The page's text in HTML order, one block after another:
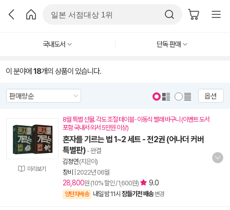
국내도서 단독 판매
이 분야에 18개의 상품이 있습니다.
옵션
미리보기
8월 특별 선물. 각도 조절 테이블 · 이동식 빨래 바구니 (이벤트 도서
포함 국내서·외서 5만원 이상)
혼자를 기르는 법 1~2 세트 - 전2권 (어나더 커버
특별판) - 완결
김정연(지은이)
창비
2022년 06월
28,800원 (10% 할인 / 1,600원) 9.0
양탄자배송 내일 밤 11시 잠들기전 배송 변경